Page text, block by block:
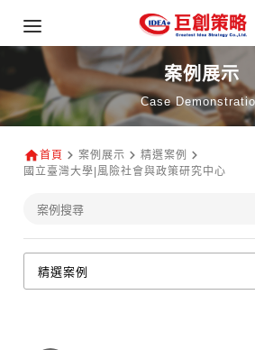
案例展示
Case
首頁 案例展示
精選案例
國立臺灣大學|風險社會與政策研究中心